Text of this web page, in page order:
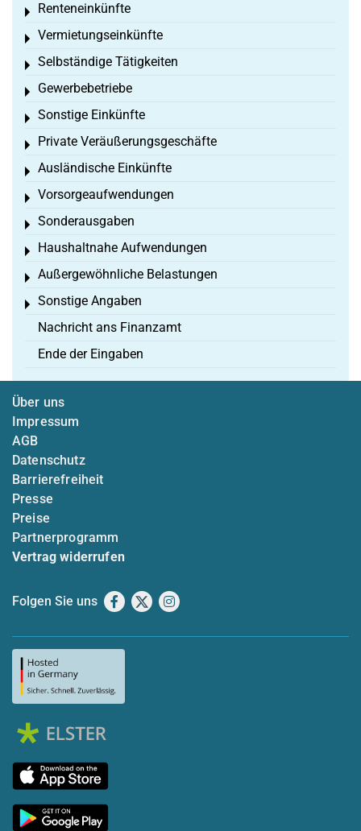
Renteneinkünfte
Toggle menu
Vermietungseinkünfte
Toggle menu
Selbständige Tätigkeiten
Toggle menu
Gewerbebetriebe
Toggle menu
Sonstige Einkünfte
Toggle menu
Private Veräußerungsgeschäfte
Toggle menu
Ausländische Einkünfte
Toggle menu
Vorsorgeaufwendungen
Toggle menu
Sonderausgaben
Toggle menu
Haushaltnahe Aufwendungen
Toggle menu
Außergewöhnliche Belastungen
Toggle menu
Sonstige Angaben
Toggle menu
Nachricht ans Finanzamt
Ende der Eingaben
Über uns
Impressum
AGB
Datenschutz
Barrierefreiheit
Presse
Preise
Partnerprogramm
Vertrag widerrufen
Folgen Sie uns Facebook
X Instagram